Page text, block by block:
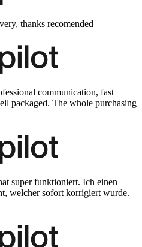
thanks recomended
communication, fast
packaged. The whole purchasing
super funktioniert. Ich einen
welcher sofort korrigiert wurde.